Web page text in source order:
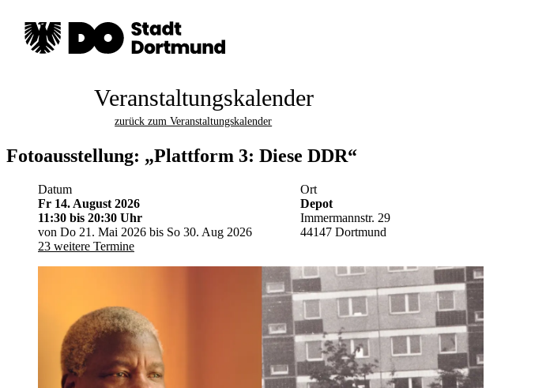
Veranstaltungskalender
zurück zum Veranstaltungskalender
Fotoausstellung: „Plattform 3: Diese DDR“
Datum
Fr 14. August 2026
11:30 bis 20:30 Uhr
von Do 21. Mai 2026 bis So 30. Aug 2026
23 weitere Termine
Ort
Depot
Immermannstr. 29
44147 Dortmund